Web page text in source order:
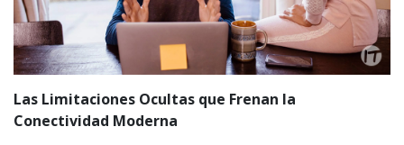
Las Limitaciones Ocultas que Frenan la
Conectividad Moderna
MÉXICO